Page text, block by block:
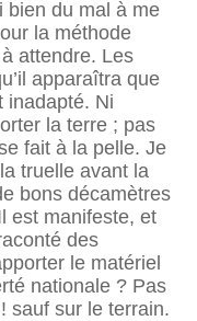
bien du mal à me
la méthode
attendre. Les
apparaîtra que
inadapté. Ni
la terre ; pas
fait à la pelle. Je
truelle avant la
bons décamètres
est manifeste, et
des
le matériel
nationale ? Pas
sauf sur le terrain.